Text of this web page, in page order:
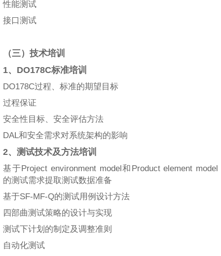
性能测试
接口测试
（三）技术培训
1、DO178C标准培训
DO178C过程、标准的期望目标
过程保证
安全性目标、安全评估方法
DAL和安全需求对系统架构的影响
2、测试技术及方法培训
基于Project environment model和Product element model
的测试需求提取测试数据准备
基于SF-MF-Q的测试用例设计方法
四部曲测试策略的设计与实现
测试下计划的制定及调整准则
自动化测试